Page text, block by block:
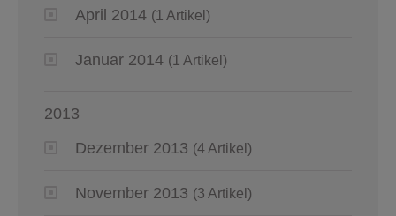
April 2014 (1 Artikel)
Januar 2014 (1 Artikel)
2013
Dezember 2013 (4 Artikel)
November 2013 (3 Artikel)